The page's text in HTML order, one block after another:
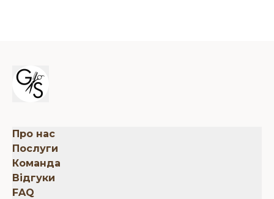
Про нас
Послуги
Команда
Відгуки
FAQ